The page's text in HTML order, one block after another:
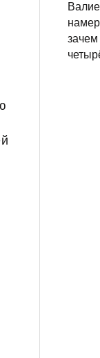
зачем